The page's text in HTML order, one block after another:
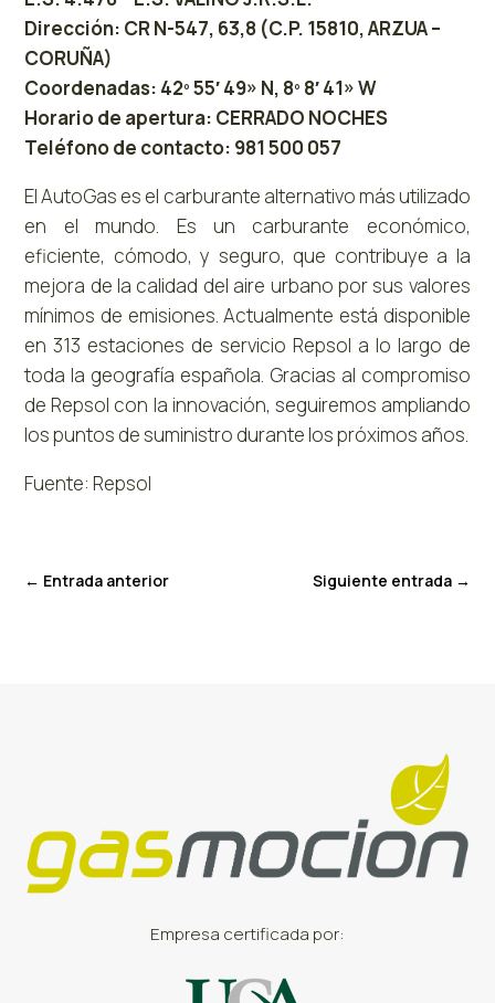
Dirección: CR N-547, 63,8 (C.P. 15810, ARZUA –
CORUÑA)
Coordenadas: 42º 55′ 49» N, 8º 8′ 41» W
Horario de apertura: CERRADO NOCHES
Teléfono de contacto: 981 500 057
El AutoGas es el carburante alternativo más utilizado
en el mundo. Es un carburante económico,
eficiente, cómodo, y seguro, que contribuye a la
mejora de la calidad del aire urbano por sus valores
mínimos de emisiones. Actualmente está disponible
en 313 estaciones de servicio Repsol a lo largo de
toda la geografía española. Gracias al compromiso
de Repsol con la innovación, seguiremos ampliando
los puntos de suministro durante los próximos años.
Fuente: Repsol
← Entrada anterior Siguiente entrada→
Empresa certificada por: